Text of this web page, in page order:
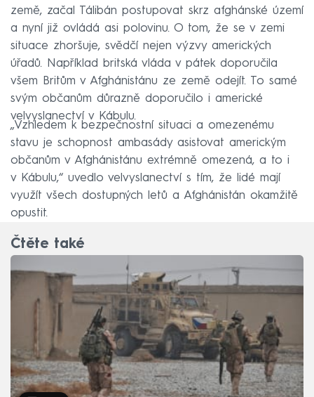
země, začal Tálibán postupovat skrz afghánské území
a nyní již ovládá asi polovinu. O tom, že se v zemi
situace zhoršuje, svědčí nejen výzvy amerických
úřadů. Například britská vláda v pátek doporučila
všem Britům v Afghánistánu ze země odejít. To samé
svým občanům důrazně doporučilo i americké
velvyslanectví v Kábulu.
„Vzhledem k bezpečnostní situaci a omezenému
stavu je schopnost ambasády asistovat americkým
občanům v Afghánistánu extrémně omezená, a to i
v Kábulu,“ uvedlo velvyslanectví s tím, že lidé mají
využít všech dostupných letů a Afghánistán okamžitě
opustit.
Čtěte také